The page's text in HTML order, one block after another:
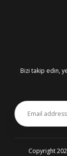
Bizi takip edin,
Copyright